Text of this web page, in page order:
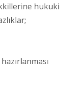
hukuki